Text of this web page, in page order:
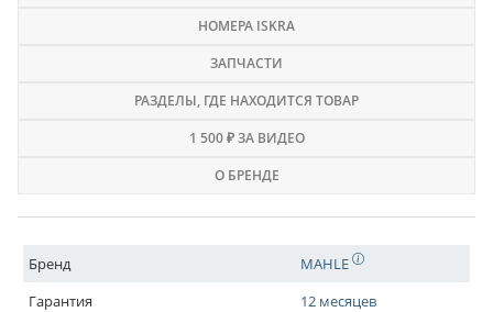
НОМЕРА ISKRA
ЗАПЧАСТИ
РАЗДЕЛЫ, ГДЕ НАХОДИТСЯ ТОВАР
1 500 ₽ ЗА ВИДЕО
О БРЕНДЕ
Бренд
MAHLE
Гарантия
12 месяцев